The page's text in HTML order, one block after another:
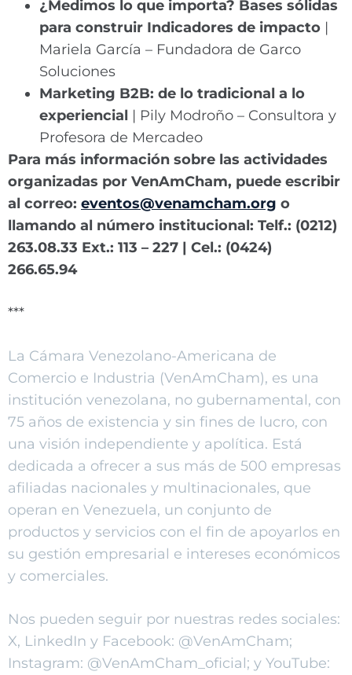
¿Medimos lo que importa? Bases sólidas
para construir Indicadores de impacto |
Mariela García – Fundadora de Garco
Soluciones
Marketing B2B: de lo tradicional a lo
experiencial | Pily Modroño – Consultora y
Profesora de Mercadeo
Para más información sobre las actividades
organizadas por VenAmCham, puede escribir
al correo: eventos@venamcham.org o
llamando al número institucional: Telf.: (0212)
263.08.33 Ext.: 113 – 227 | Cel.: (0424)
266.65.94
***
La Cámara Venezolano-Americana de
Comercio e Industria (VenAmCham), es una
institución venezolana, no gubernamental, con
75 años de existencia y sin fines de lucro, con
una visión independiente y apolítica. Está
dedicada a ofrecer a sus más de 500 empresas
afiliadas nacionales y multinacionales, que
operan en Venezuela, un conjunto de
productos y servicios con el fin de apoyarlos en
su gestión empresarial e intereses económicos
y comerciales.
Nos pueden seguir por nuestras redes sociales:
X, LinkedIn y Facebook: @VenAmCham;
Instagram: @VenAmCham_oficial; y YouTube: